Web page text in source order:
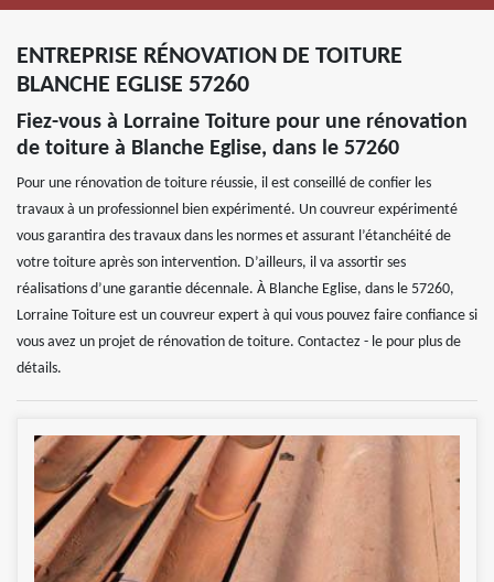
ENTREPRISE RÉNOVATION DE TOITURE
BLANCHE EGLISE 57260
Fiez-vous à Lorraine Toiture pour une rénovation
de toiture à Blanche Eglise, dans le 57260
Pour une rénovation de toiture réussie, il est conseillé de confier les
travaux à un professionnel bien expérimenté. Un couvreur expérimenté
vous garantira des travaux dans les normes et assurant l’étanchéité de
votre toiture après son intervention. D’ailleurs, il va assortir ses
réalisations d’une garantie décennale. À Blanche Eglise, dans le 57260,
Lorraine Toiture est un couvreur expert à qui vous pouvez faire confiance si
vous avez un projet de rénovation de toiture. Contactez - le pour plus de
détails.